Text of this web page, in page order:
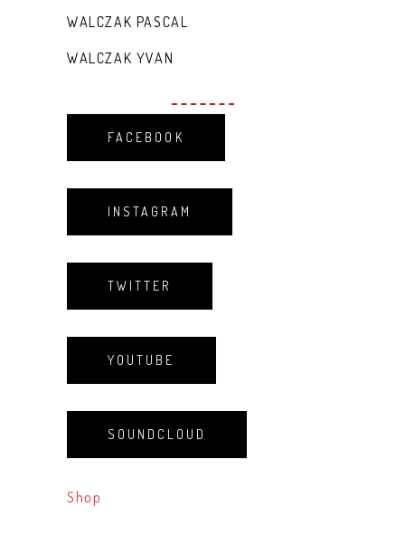
WALCZAK PASCAL
WALCZAK YVAN
FACEBOOK
INSTAGRAM
TWITTER
YOUTUBE
SOUNDCLOUD
Shop